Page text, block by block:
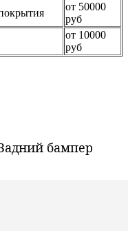
от 50000
руб
от 10000
руб
бампер